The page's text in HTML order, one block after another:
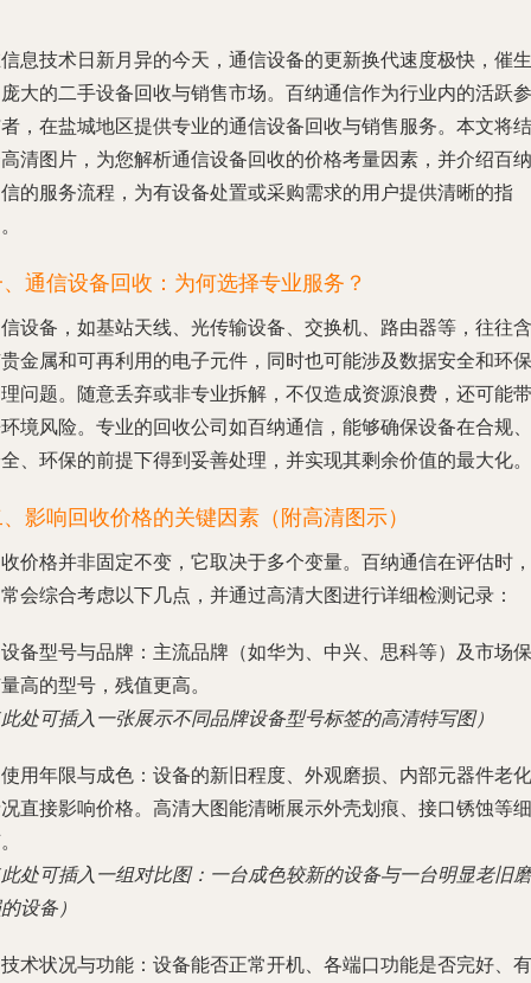
息技术日新月异的今天，通信设备的更新换代速度极快，催生
大的二手设备回收与销售市场。百纳通信作为行业内的活跃参
，在盐城地区提供专业的通信设备回收与销售服务。本文将结
清图片，为您解析通信设备回收的价格考量因素，并介绍百纳
的服务流程，为有设备处置或采购需求的用户提供清晰的指
通信设备回收：为何选择专业服务？
设备，如基站天线、光传输设备、交换机、路由器等，往往含
金属和可再利用的电子元件，同时也可能涉及数据安全和环保
问题。随意丢弃或非专业拆解，不仅造成资源浪费，还可能带
境风险。专业的回收公司如百纳通信，能够确保设备在合规、
、环保的前提下得到妥善处理，并实现其剩余价值的最大化。
影响回收价格的关键因素（附高清图示）
价格并非固定不变，它取决于多个变量。百纳通信在评估时，
会综合考虑以下几点，并通过高清大图进行详细检测记录：
设备型号与品牌 ：主流品牌（如华为、中兴、思科等）及市场保
高的型号，残值更高。
处可插入一张展示不同品牌设备型号标签的高清特写图）
使用年限与成色 ：设备的新旧程度、外观磨损、内部元器件老化
直接影响价格。高清大图能清晰展示外壳划痕、接口锈蚀等细
处可插入一组对比图：一台成色较新的设备与一台明显老旧磨
设备）
技术状况与功能 ：设备能否正常开机、各端口功能是否完好、有